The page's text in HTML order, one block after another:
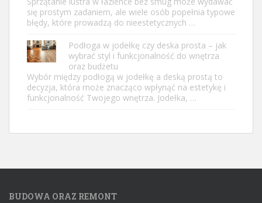
się prostym zadaniem, ale wiele osób popełnia typowe
błędy, które prowadzą do nieestetycznych …
Podłoga w jodełkę czy deska prosta – jak
wybrać styl i funkcjonalność do wnętrza
oraz budżetu
Wybór między podłogą w jodełkę a deską prostą to
decyzja, która może znacząco wpłynąć na estetykę i
funkcjonalność Twojego wnętrza. Jodełka, …
BUDOWA ORAZ REMONT